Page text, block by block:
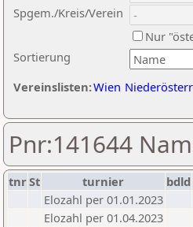
Sortierung
Spgem./Kreis/Verein
Nur
Vereinslisten:Wien
Pnr:141644
tnrSt turnier bdld
Elozahl per 01.01.2023
Elozahl per 01.04.2023